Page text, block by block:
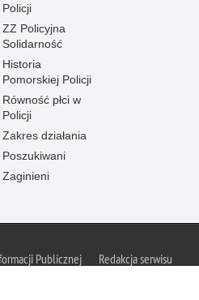
Policji
ZZ Policyjna
Solidarność
Historia
Pomorskiej Policji
Równość płci w
Policji
Zakres działania
Poszukiwani
Zaginieni
Publicznej
Redakcja serwisu